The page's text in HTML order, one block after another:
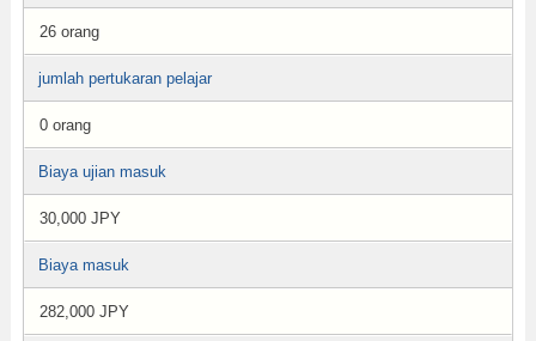
26 orang
jumlah pertukaran pelajar
0 orang
Biaya ujian masuk
30,000 JPY
Biaya masuk
282,000 JPY